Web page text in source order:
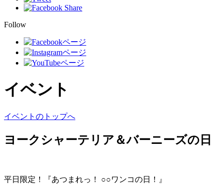
Follow
イベント
イベントのトップへ
ヨークシャーテリア＆バーニーズの日
平日限定！『あつまれっ！ ○○ワンコの日！』